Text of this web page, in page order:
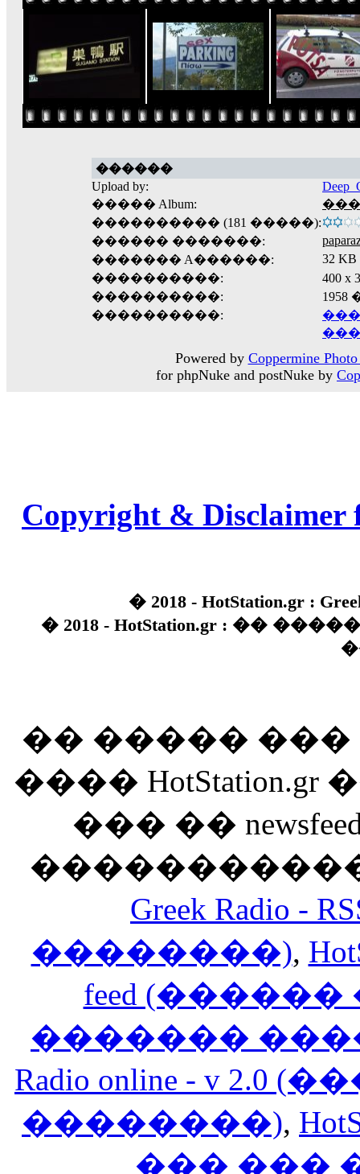
������
Upload by:
����� Album:
���������� (181 �����):
������ �������:
������� A������:
32 KB
����������:
400
����������:
����������:
Powered by Coppermine
for phpNuke and postNuke by
Copyright & Disclaimer
� 2018 - HotStation.gr :
� 2018 - HotStation.gr : ��
�� �����
����
��� ��
Greek Radio
��������),
feed
�������
Radio online - v
��������),
��� ���